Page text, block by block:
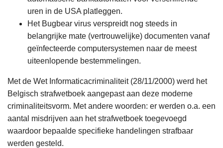
uren in de USA platleggen.
Het Bugbear virus verspreidt nog steeds in
belangrijke mate (vertrouwelijke) documenten vanaf
geïnfecteerde computersystemen naar de meest
uiteenlopende bestemmelingen.
Met de Wet Informaticacriminaliteit (28/11/2000) werd het
Belgisch strafwetboek aangepast aan deze moderne
criminaliteitsvorm. Met andere woorden: er werden o.a. een
aantal misdrijven aan het strafwetboek toegevoegd
waardoor bepaalde specifieke handelingen strafbaar
werden gesteld.